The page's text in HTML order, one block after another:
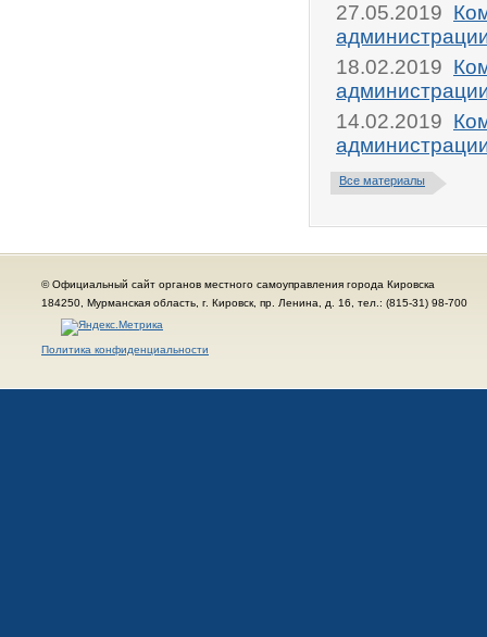
27.05.2019
18.02.2019
14.02.2019
Все материалы
© Официальный сайт органов местного самоуправления города Кировска
184250, Мурманская область, г. Кировск, пр. Ленина, д. 16, тел.: (815-31) 98-700
Политика конфиденциальности